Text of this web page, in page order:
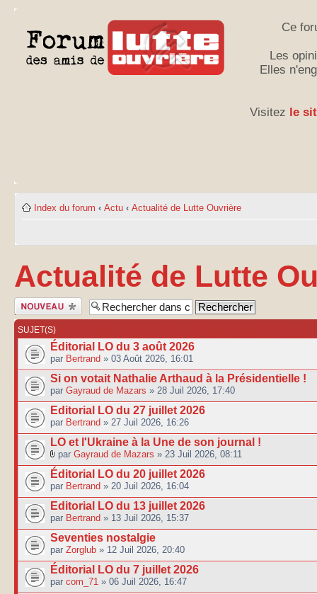
Ce
Les
Elles
Visitez le
Index du forum ‹ Actu ‹ Actualité de Lutte Ouvrière
Actualité de Lutte
Publier un
nouveau sujet
SUJET(S)
Éditorial LO du 3 août 2026
par Bertrand » 03 Août 2026, 16:01
Si on votait Nathalie Arthaud à la Présidentielle !
par Gayraud de Mazars » 28 Juil 2026, 17:40
Editorial LO du 27 juillet 2026
par Bertrand » 27 Juil 2026, 16:26
LO et l'Ukraine à la Une de son journal !
par Gayraud de Mazars » 23 Juil 2026, 08:11
Éditorial LO du 20 juillet 2026
par Bertrand » 20 Juil 2026, 16:04
Editorial LO du 13 juillet 2026
par Bertrand » 13 Juil 2026, 15:37
Seventies nostalgie
par Zorglub » 12 Juil 2026, 20:40
Éditorial LO du 7 juillet 2026
par com_71 » 06 Juil 2026, 16:47